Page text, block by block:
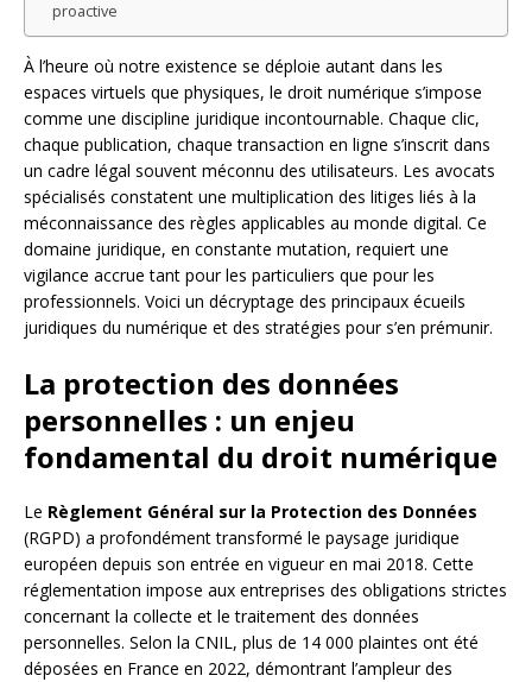
proactive
À l’heure où notre existence se déploie autant dans les
espaces virtuels que physiques, le droit numérique s’impose
comme une discipline juridique incontournable. Chaque clic,
chaque publication, chaque transaction en ligne s’inscrit dans
un cadre légal souvent méconnu des utilisateurs. Les avocats
spécialisés constatent une multiplication des litiges liés à la
méconnaissance des règles applicables au monde digital. Ce
domaine juridique, en constante mutation, requiert une
vigilance accrue tant pour les particuliers que pour les
professionnels. Voici un décryptage des principaux écueils
juridiques du numérique et des stratégies pour s’en prémunir.
La protection des données
personnelles : un enjeu
fondamental du droit numérique
Le Règlement Général sur la Protection des Données
(RGPD) a profondément transformé le paysage juridique
européen depuis son entrée en vigueur en mai 2018. Cette
réglementation impose aux entreprises des obligations strictes
concernant la collecte et le traitement des données
personnelles. Selon la CNIL, plus de 14 000 plaintes ont été
déposées en France en 2022, démontrant l’ampleur des